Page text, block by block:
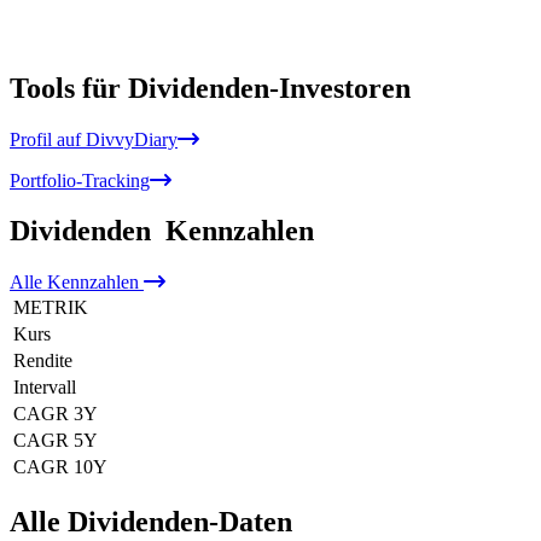
Tools für Dividenden-Investoren
Profil auf DivvyDiary
Portfolio-Tracking
Dividenden Kennzahlen
Alle Kennzahlen
METRIK
Kurs
Rendite
Intervall
CAGR 3Y
CAGR 5Y
CAGR 10Y
Alle Dividenden-Daten